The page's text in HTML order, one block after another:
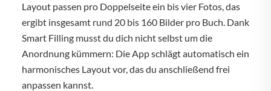
Layout passen pro Doppelseite ein bis vier Fotos, das
ergibt insgesamt rund 20 bis 160 Bilder pro Buch. Dank
Smart Filling musst du dich nicht selbst um die
Anordnung kümmern: Die App schlägt automatisch ein
harmonisches Layout vor, das du anschließend frei
anpassen kannst.